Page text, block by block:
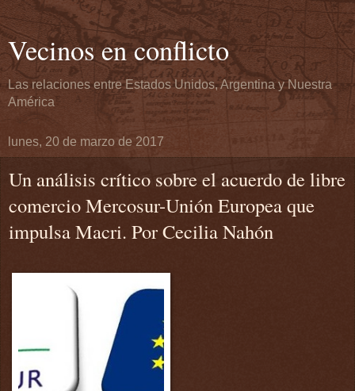
Vecinos en conflicto
Las relaciones entre Estados Unidos, Argentina y Nuestra
América
lunes, 20 de marzo de 2017
Un análisis crítico sobre el acuerdo de libre
comercio Mercosur-Unión Europea que
impulsa Macri. Por Cecilia Nahón